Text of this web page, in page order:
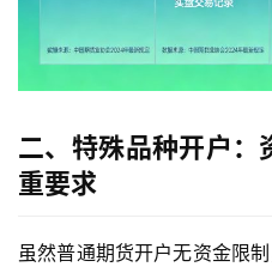
二、特殊品种开户：
重要求
虽然普通期货开户无资金限